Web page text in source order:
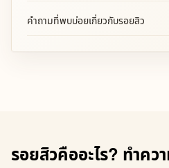
คำถามที่พบบ่อยเกี่ยวกับรอยสิว
รอยสิวคืออะไร? ทำคว